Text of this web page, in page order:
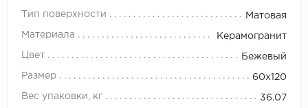
Тип поверхности Матовая
Материала Керамогранит
Цвет Бежевый
Размер 60х120
Вес упаковки, кг 36.07